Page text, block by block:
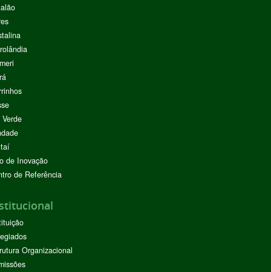
de Inovação
de Referência
Organizacional